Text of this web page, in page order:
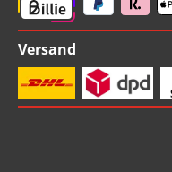
Versand